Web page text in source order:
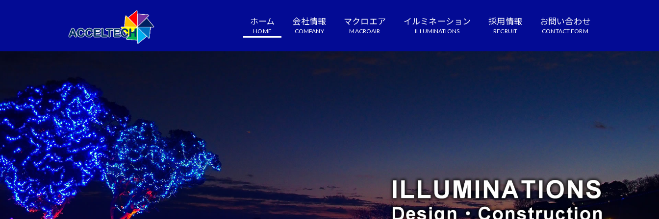
ホーム
HOME
会社情報
COMPANY
マクロエア
MACROAIR
イルミネーション
ILLUMINATIONS
採用情報
RECRUIT
お問い合わせ
CONTACT FORM